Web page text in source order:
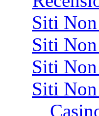
Siti
Siti
Siti
Siti